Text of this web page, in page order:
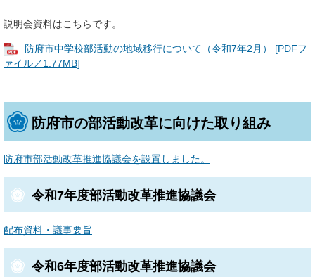
説明会資料はこちらです。
防府市中学校部活動の地域移行について（令和7年2月） [PDFフ
ァイル／1.77MB]
防府市の部活動改革に向けた取り組み
防府市部活動改革推進協議会を設置しました。
令和7年度部活動改革推進協議会
配布資料・議事要旨
令和6年度部活動改革推進協議会